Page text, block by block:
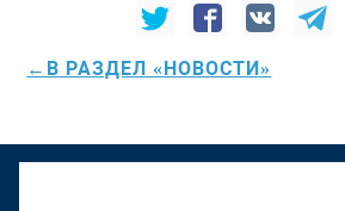
←В РАЗДЕЛ «НОВОСТИ»